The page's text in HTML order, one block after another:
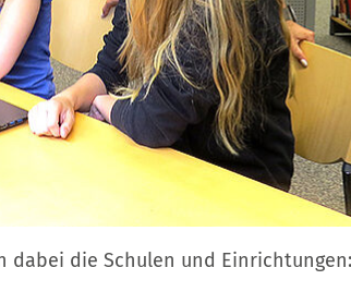
dabei die Schulen und Einrichtungen: